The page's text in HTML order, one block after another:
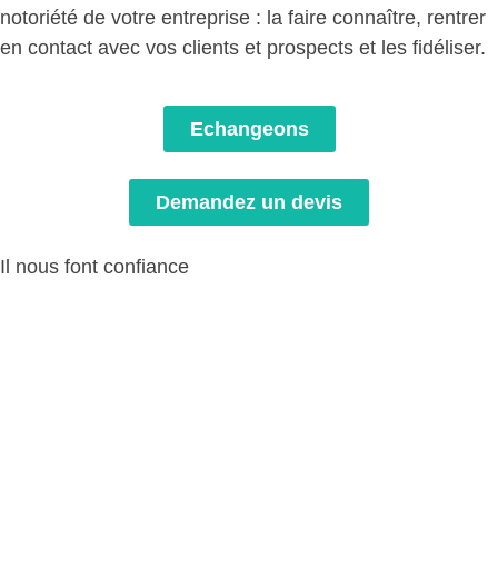
notoriété de votre entreprise : la faire connaître, rentrer
en contact avec vos clients et prospects et les fidéliser.
Echangeons
Demandez un devis
Il nous font confiance